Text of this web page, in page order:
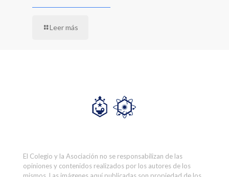
Leer más
El Colegio y la Asociación no se responsabilizan de las
opiniones y contenidos realizados por los autores de los